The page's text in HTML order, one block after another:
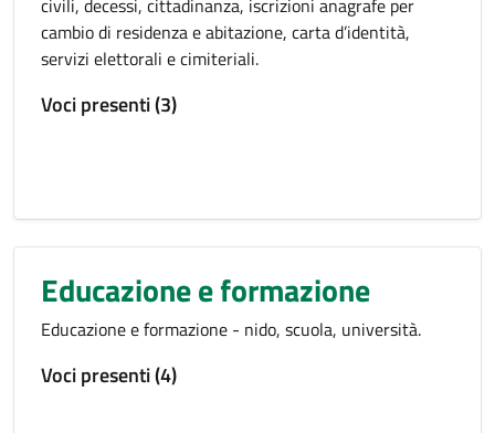
civili, decessi, cittadinanza, iscrizioni anagrafe per
cambio di residenza e abitazione, carta d’identità,
servizi elettorali e cimiteriali.
Voci presenti (3)
Educazione e formazione
Educazione e formazione - nido, scuola, università.
Voci presenti (4)